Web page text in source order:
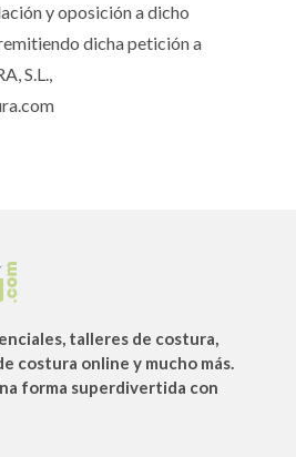
y oposición a dicho
dicha petición a
S.L.,
talleres de costura,
costura online y mucho más.
forma superdivertida con